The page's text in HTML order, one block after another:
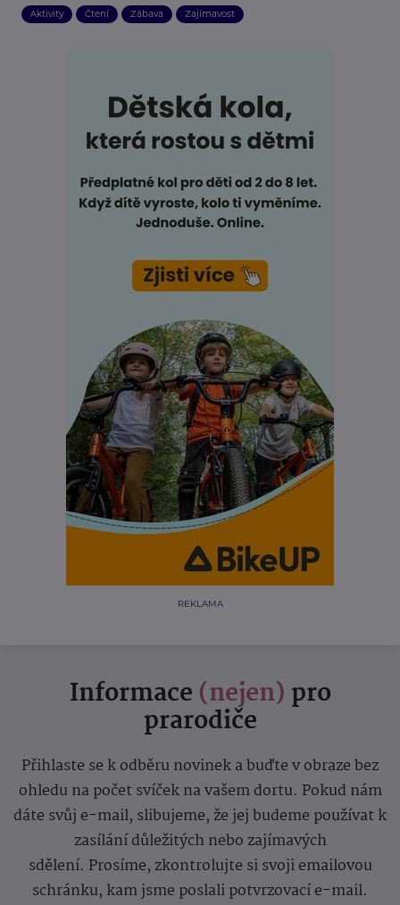
Aktivity Čtení Zábava Zajímavost
REKLAMA
Informace (nejen) pro
prarodiče
Přihlaste se k odběru novinek a buďte v obraze bez
ohledu na počet svíček na vašem dortu. Pokud nám
dáte svůj e-mail, slibujeme, že jej budeme používat k
zasílání důležitých nebo zajímavých
sdělení. Prosíme, zkontrolujte si svoji emailovou
schránku, kam jsme poslali potvrzovací e-mail.